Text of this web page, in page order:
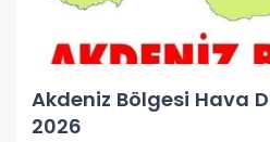
Akdeniz Bölgesi Hava
2026